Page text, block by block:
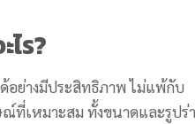
ร?
อย่างมีประสิทธิภาพ ไม่แพ้กับ
ที่เหมาะสม ทั้งขนาดและรูปร่